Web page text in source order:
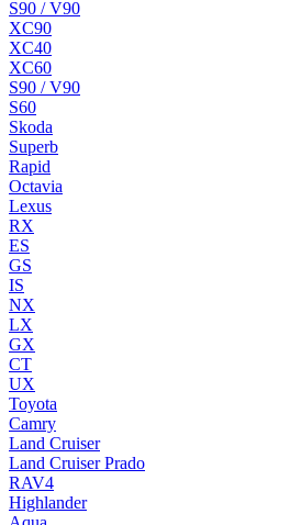
S90 / V90
XC90
XC40
XC60
S90 / V90
S60
Skoda
Superb
Rapid
Octavia
Lexus
RX
ES
GS
IS
NX
LX
GX
CT
UX
Toyota
Camry
Land Cruiser
Land Cruiser Prado
RAV4
Highlander